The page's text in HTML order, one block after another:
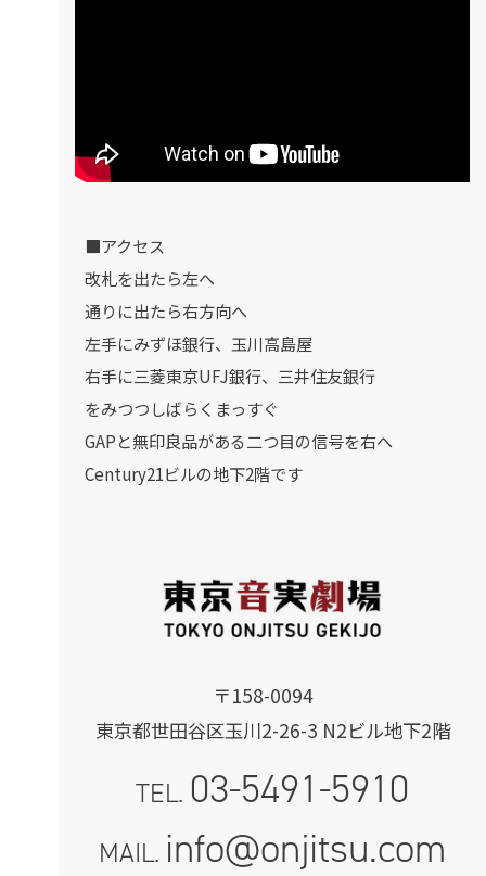
〒158-0094
東京都世田谷区玉川2-26-3 N2ビル地下2階
TEL. 03-5491-5910
MAIL. info@onjitsu.com
■アクセス
改札を出たら左へ
通りに出たら右方向へ
左手にみずほ銀行、玉川高島屋
右手に三菱東京UFJ銀行、三井住友銀行
をみつつしばらくまっすぐ
GAPと無印良品がある二つ目の信号を右へ
Century21ビルの地下2階です